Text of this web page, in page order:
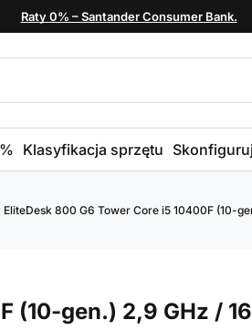
Raty 0% – Santander Consumer Bank.
Klasyfikacja sprzętu
EliteDesk 800 G6 Tower Core i5 10400F (10-
(10-gen.) 2,9 GHz /